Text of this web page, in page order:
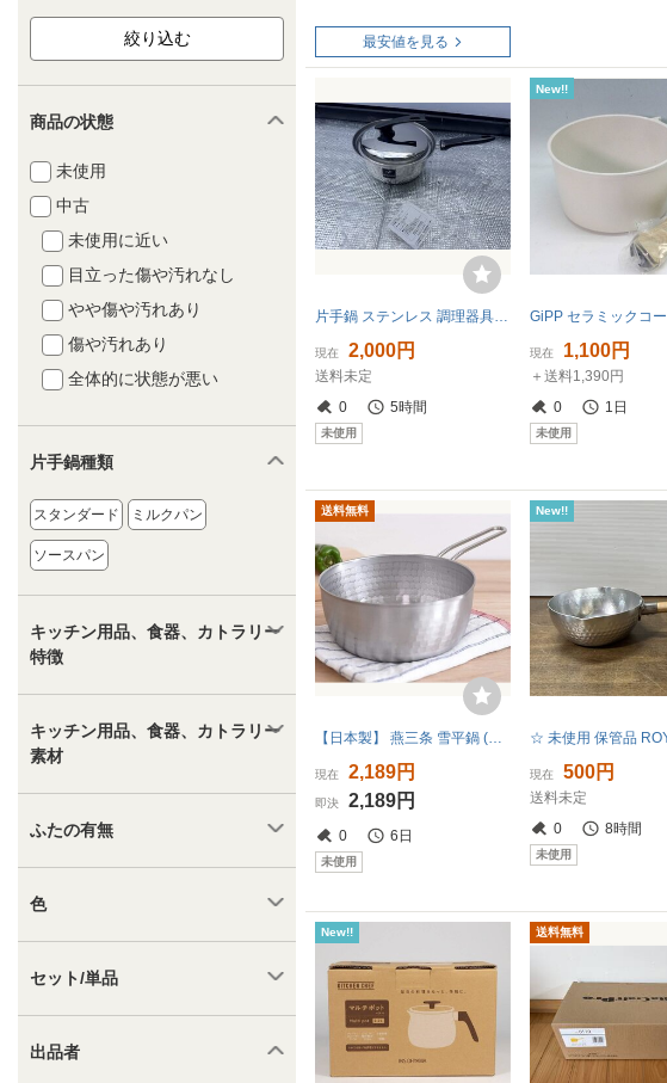
商品の状態
未使用
中古
未使用に近い
目立った傷や汚れなし
やや傷や汚れあり
傷や汚れあり
全体的に状態が悪い
片手鍋種類
スタンダード ミルクパン
ソースパン
キッチン用品、食器、カトラリー
特徴
キッチン用品、食器、カトラリー
素材
ふたの有無
色
セット/単品
出品者
最安値を見る
現在 2,000円
送料未定
0
5時間
未使用
New!!
現在 1,100円
＋送料1,390円
0
1日
未使用
送料無料
現在 2,189円
即決 2,189円
0 6日
未使用
New!!
現在 500円
送料未定
0
8時間
未使用
New!! 送料無料